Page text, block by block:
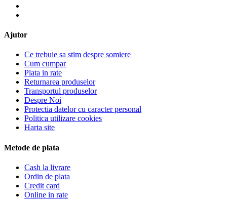
Ajutor
Ce trebuie sa stim despre somiere
Cum cumpar
Plata in rate
Returnarea produselor
Transportul produselor
Despre Noi
Protectia datelor cu caracter personal
Politica utilizare cookies
Harta site
Metode de plata
Cash la livrare
Ordin de plata
Credit card
Online in rate